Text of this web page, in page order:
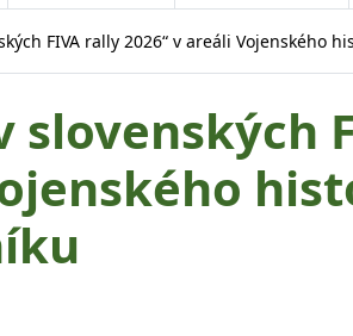
FIVA rally 2026“ v areáli Vojenského
slovenských